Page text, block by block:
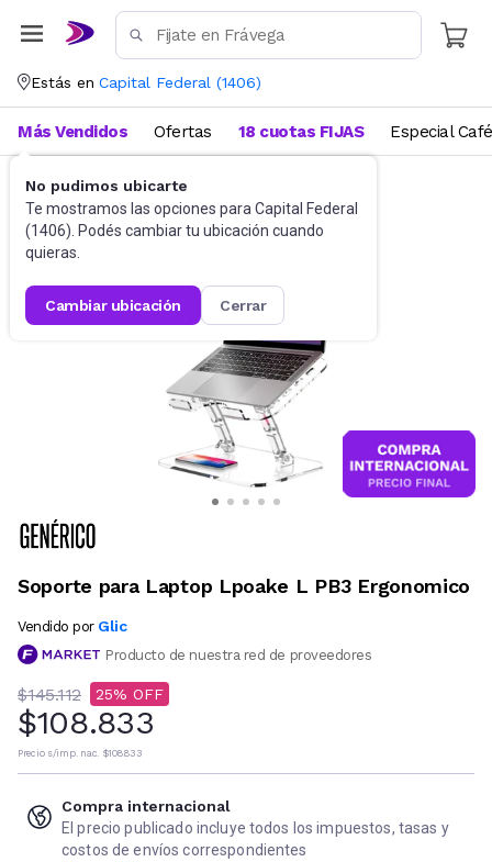
Estás en Capital Federal (1406)
No pudimos ubicarte
Te mostramos las opciones para Capital Federal
(1406). Podés cambiar tu ubicación cuando
quieras.
cambiar ubicación cerrar
Más Vendidos Ofertas 18 cuotas FIJAS Especial Café
Accesorios de Informática
Base para Netbooks y Notebooks
Soporte para Laptop Lpoake L PB3 Ergonomico
Vendido por Glic
Producto de nuestra red de proveedores
$145.112 25
$108.833
Precio s/imp. nac. $108.833
Compra internacional
El precio publicado incluye todos los impuestos, tasas y
costos de envíos correspondientes